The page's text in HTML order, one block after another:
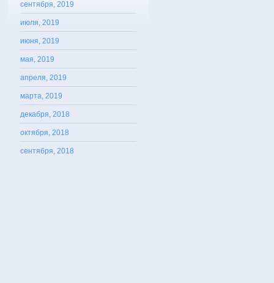
сентября, 2019
июля, 2019
июня, 2019
мая, 2019
апреля, 2019
марта, 2019
декабря, 2018
октября, 2018
сентября, 2018